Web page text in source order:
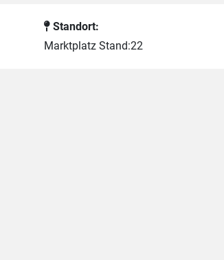
Standort:
Marktplatz Stand:22